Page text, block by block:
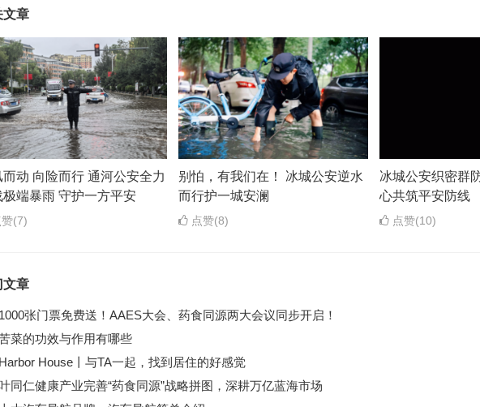
文章
而动 向险而行 通河公安全力
极端暴雨 守护一方平安
赞(7)
别怕，有我们在！ 冰城公安逆水
而行护一城安澜
点赞(8)
冰城公安织密群
心共筑平安防线
点赞(10)
文章
1000张门票免费送！AAES大会、药食同源两大会议同步开启！
菜的功效与作用有哪些
Harbor House丨与TA一起，找到居住的好感觉
同仁健康产业完善“药食同源”战略拼图，深耕万亿蓝海市场